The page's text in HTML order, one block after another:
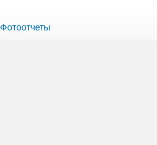
Фотоотчеты